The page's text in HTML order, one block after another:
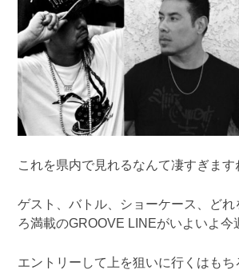
これを県内で見れるなんて凄すぎます
ゲスト、バトル、ショーケース、どれ
ろ満載のGROOVE LINEがいよいよ今
エントリーして上を狙いに行くはもち